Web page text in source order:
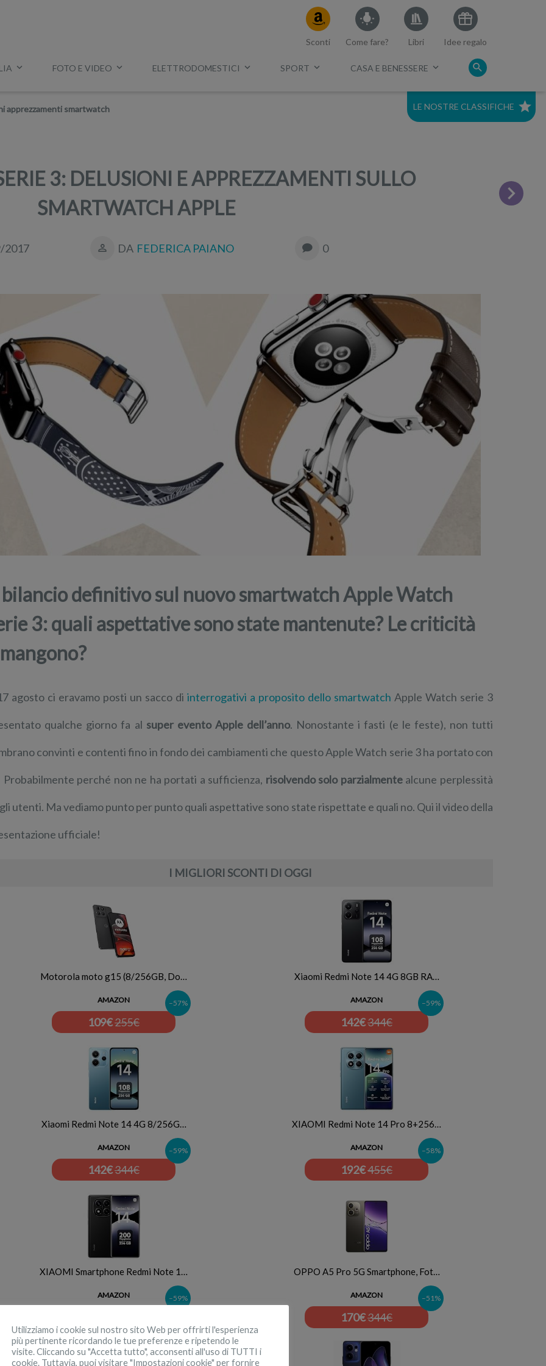
Sconti Come fare? Libri Idee regalo
FOTO E VIDEO ELETTRODOMESTICI SPORT CASA E BENESSERE
miglior tv,lavatrice slim
apprezzamenti smartwatch LE NOSTRE CLASSIFICHE
3: DELUSIONI E APPREZZAMENTI SULLO
SMARTWATCH APPLE
2017 DA FEDERICA PAIANO 0
definitivo sul nuovo smartwatch Apple Watch
3: quali aspettative sono state mantenute? Le criticità
agosto ci eravamo posti un sacco di interrogativi a proposito dello smartwatch Apple Watch serie 3
qualche giorno fa al super evento Apple dell’anno. Nonostante i fasti (e le feste), non tutti
convinti e contenti fino in fondo dei cambiamenti che questo Apple Watch serie 3 ha portato con
Probabilmente perché non ne ha portati a sufficienza, risolvendo solo parzialmentealcune perplessità
utenti. Ma vediamo punto per punto quali aspettative sono state rispettate e quali no. Qui il video della
ufficiale!
I MIGLIORI SCONTI DI OGGI
Motorola moto g15 (8/256GB, Do…
AMAZON
109€255€
–57%
Xiaomi Redmi Note 14 4G 8GB RA…
AMAZON
142€344€
–59%
Xiaomi Redmi Note 14 4G 8/256G…
AMAZON
142€344€
–59%
XIAOMI Redmi Note 14 Pro 8+256…
AMAZON
192€455€
–58%
XIAOMI Smartphone Redmi Note 1…
AMAZON –59%
OPPO A5 Pro 5G Smartphone, Fot…
AMAZON
170€344€
–51%
Utilizziamo i cookie sul nostro sito Web per offrirti l'esperienza
più pertinente ricordando le tue preferenze e ripetendo le
visite. Cliccando su "Accetta tutto", acconsenti all'uso di TUTTI i
cookie. Tuttavia, puoi visitare "Impostazioni cookie" per fornire